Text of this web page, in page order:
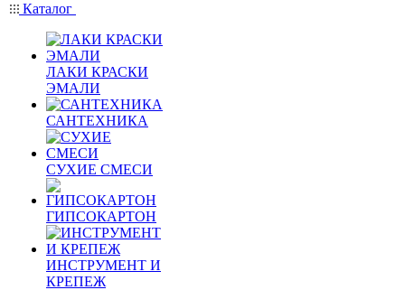
Каталог
ЛАКИ КРАСКИ
ЭМАЛИ
САНТЕХНИКА
СУХИЕ СМЕСИ
ГИПСОКАРТОН
ИНСТРУМЕНТ И
КРЕПЕЖ